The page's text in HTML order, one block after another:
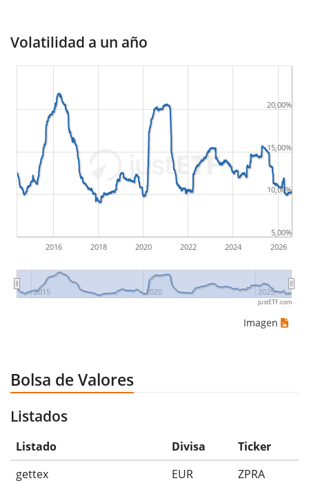
Volatilidad a un año
2016 2018 2020 2022 2024 2026
2015 2020 2025
5,00%
10,00%
15,00%
20,00%
justETF.com
Imagen
Bolsa de Valores
Listados
Listado Divisa
Ticker
gettex
EUR
ZPRA